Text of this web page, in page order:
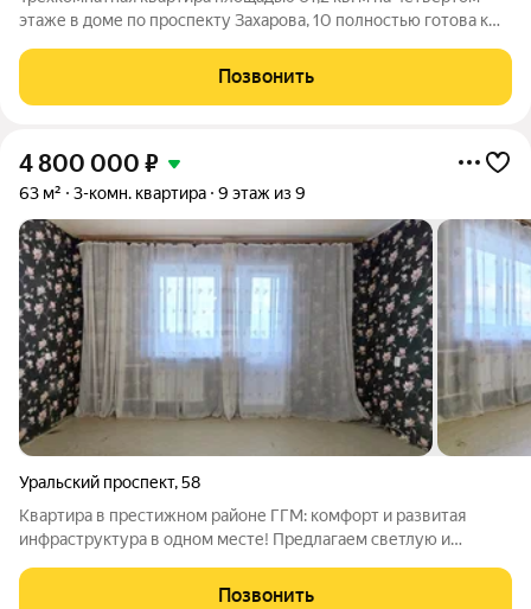
этаже в доме по проспекту Захарова, 10 полностью готова к
отделкой: в жилых комнатах уютно, установлены натяжные
потолки и новые пластиковые
Позвонить
4 800 000 ₽
63 м² 3-комн. квартира 9 этаж из 9
Уральский проспект,58
Квартира в престижном районе ГГМ: комфорт и развитая
инфраструктура в одном месте! Предлагаем светлую и
жизни: школы и детские сады дети будут учиться рядом сПозвонить